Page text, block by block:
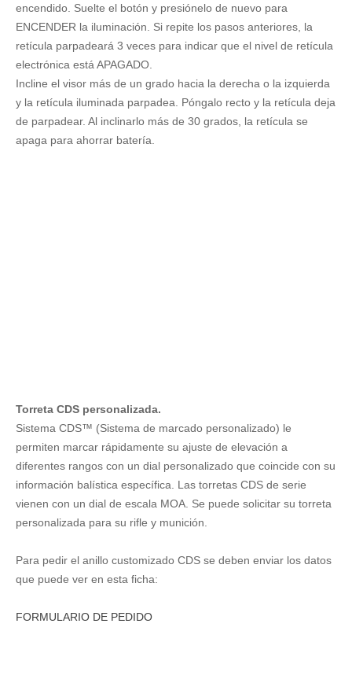
encendido. Suelte el botón y presiónelo de nuevo para
ENCENDER la iluminación. Si repite los pasos anteriores, la
retícula parpadeará 3 veces para indicar que el nivel de retícula
electrónica está APAGADO.
Incline el visor más de un grado hacia la derecha o la izquierda
y la retícula iluminada parpadea. Póngalo recto y la retícula deja
de parpadear. Al inclinarlo más de 30 grados, la retícula se
apaga para ahorrar batería.
Torreta CDS personalizada.
Sistema CDS™ (Sistema de marcado personalizado) le
permiten marcar rápidamente su ajuste de elevación a
diferentes rangos con un dial personalizado que coincide con su
información balística específica. Las torretas CDS de serie
vienen con un dial de escala MOA. Se puede solicitar su torreta
personalizada para su rifle y munición.
Para pedir el anillo customizado CDS se deben enviar los datos
que puede ver en esta ficha:
FORMULARIO DE PEDIDO